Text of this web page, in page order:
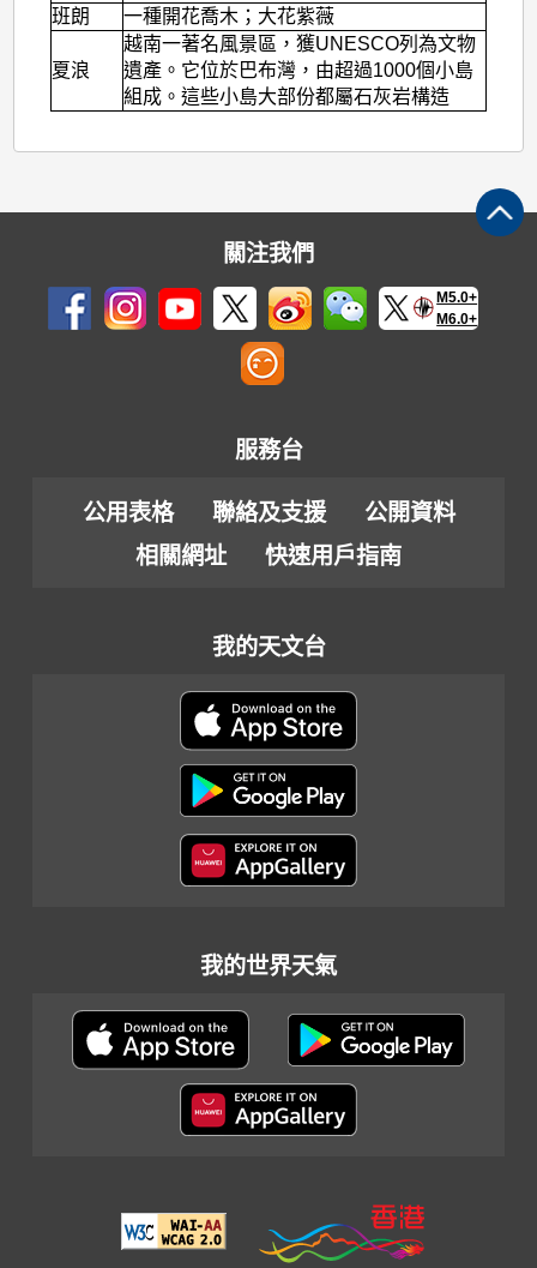
班朗
一種開花喬木；大花紫薇
夏浪
越南一著名風景區，獲UNESCO列為文物
遺產。它位於巴布灣，由超過1000個小島
組成。這些小島大部份都屬石灰岩構造
關注我們
M5.0+
M6.0+
服務台
公用表格 聯絡及支援
公開資料
相關網址
快速用戶指南
我的天文台
我的世界天氣